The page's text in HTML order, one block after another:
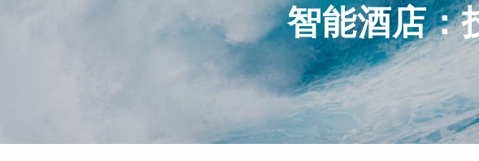
智能酒店：